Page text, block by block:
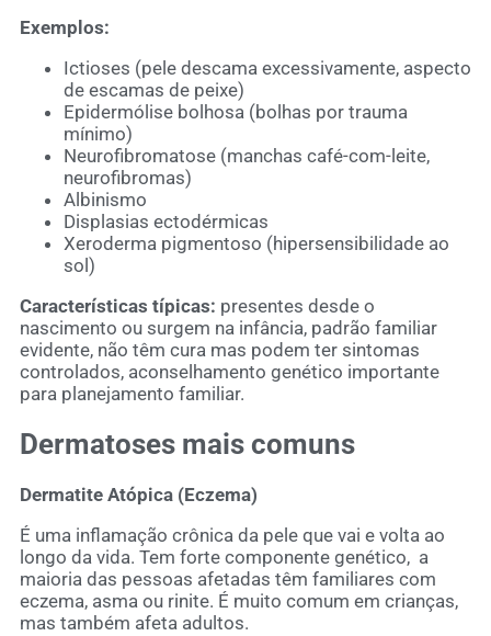
Exemplos:
Ictioses (pele descama excessivamente, aspecto
de escamas de peixe)
Epidermólise bolhosa (bolhas por trauma
mínimo)
Neurofibromatose (manchas café-com-leite,
neurofibromas)
Albinismo
Displasias ectodérmicas
Xeroderma pigmentoso (hipersensibilidade ao
sol)
Características típicas: presentes desde o
nascimento ou surgem na infância, padrão familiar
evidente, não têm cura mas podem ter sintomas
controlados, aconselhamento genético importante
para planejamento familiar.
Dermatoses mais comuns
Dermatite Atópica (Eczema)
É uma inflamação crônica da pele que vai e volta ao
longo da vida. Tem forte componente genético, a
maioria das pessoas afetadas têm familiares com
eczema, asma ou rinite. É muito comum em crianças,
mas também afeta adultos.